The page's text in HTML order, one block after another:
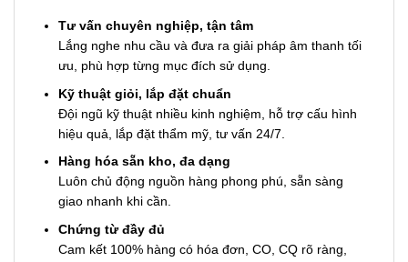
Tư vấn chuyên nghiệp, tận tâm
Lắng nghe nhu cầu và đưa ra giải pháp âm thanh tối
ưu, phù hợp từng mục đích sử dụng.
Kỹ thuật giỏi, lắp đặt chuẩn
Đội ngũ kỹ thuật nhiều kinh nghiệm, hỗ trợ cấu hình
hiệu quả, lắp đặt thẩm mỹ, tư vấn 24/7.
Hàng hóa sẵn kho, đa dạng
Luôn chủ động nguồn hàng phong phú, sẵn sàng
giao nhanh khi cần.
Chứng từ đầy đủ
Cam kết 100% hàng có hóa đơn, CO, CQ rõ ràng,